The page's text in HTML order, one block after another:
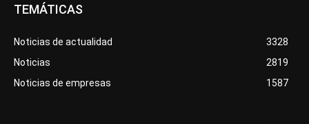
TEMÁTICAS
Noticias de actualidad
3328
Noticias
2819
Noticias de empresas
1587